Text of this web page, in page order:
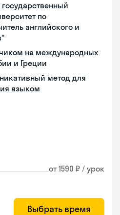
по
английского и
на международных
и Греции
метод для
языком
от 1590 ₽ / урок
Выбрать время